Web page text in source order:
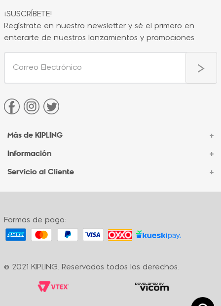
¡SUSCRÍBETE!
Regístrate en nuestro newsletter y sé el primero en
enterarte de nuestros lanzamientos y promociones
Más de KIPLING +
Acerca de Kipling
Sucursales
Información +
Contacto Corporativo
Formas de pago
Servicio al Cliente +
Contacto
Políticas de cambio
Términos y condiciones
Formas de pago:
© 2021 KIPLING. Reservados todos los derechos.